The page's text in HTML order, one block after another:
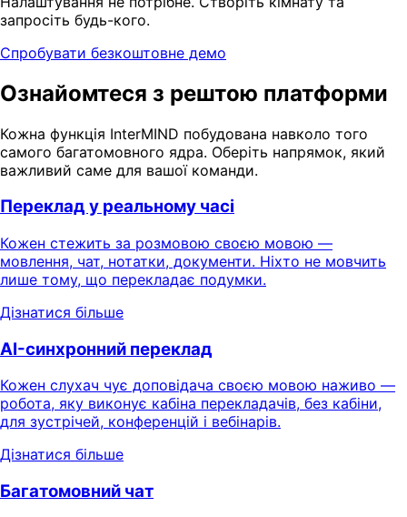
запросіть будь-кого.
Спробувати безкоштовне демо
Ознайомтеся з рештою платформи
Кожна функція InterMIND побудована навколо того
самого багатомовного ядра. Оберіть напрямок, який
важливий саме для вашої команди.
Переклад у реальному часі
Кожен стежить за розмовою своєю мовою —
мовлення, чат, нотатки, документи. Ніхто не мовчить
лише тому, що перекладає подумки.
Дізнатися більше
AI-синхронний переклад
Кожен слухач чує доповідача своєю мовою наживо —
робота, яку виконує кабіна перекладачів, без кабіни,
для зустрічей, конференцій і вебінарів.
Дізнатися більше
Багатомовний чат